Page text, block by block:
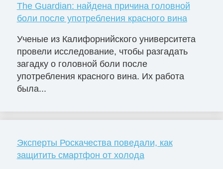
The Guardian: найдена причина головной
боли после употребления красного вина
Ученые из Калифорнийского университета
провели исследование, чтобы разгадать
загадку о головной боли после
употребления красного вина. Их работа
была...
Эксперты Роскачества поведали, как
защитить смартфон от холода